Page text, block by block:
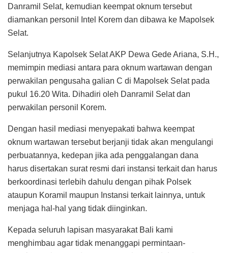
Danramil Selat, kemudian keempat oknum tersebut
diamankan personil Intel Korem dan dibawa ke Mapolsek
Selat.
Selanjutnya Kapolsek Selat AKP Dewa Gede Ariana, S.H.,
memimpin mediasi antara para oknum wartawan dengan
perwakilan pengusaha galian C di Mapolsek Selat pada
pukul 16.20 Wita. Dihadiri oleh Danramil Selat dan
perwakilan personil Korem.
Dengan hasil mediasi menyepakati bahwa keempat
oknum wartawan tersebut berjanji tidak akan mengulangi
perbuatannya, kedepan jika ada penggalangan dana
harus disertakan surat resmi dari instansi terkait dan harus
berkoordinasi terlebih dahulu dengan pihak Polsek
ataupun Koramil maupun Instansi terkait lainnya, untuk
menjaga hal-hal yang tidak diinginkan.
Kepada seluruh lapisan masyarakat Bali kami
menghimbau agar tidak menanggapi permintaan-